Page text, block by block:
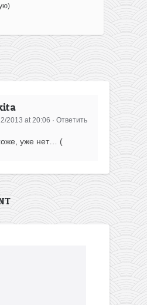
2013 at 20:06 ·Ответить
уже нет… (